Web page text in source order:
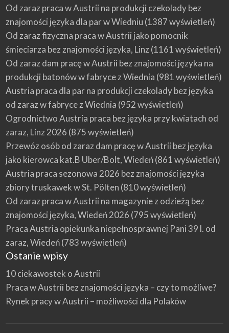
Od zaraz praca w Austrii na produkcji czekolady bez
znajomości języka dla par w Wiedniu (1387 wyświetleń)
Od zaraz fizyczna praca w Austrii jako pomocnik
śmieciarza bez znajomości języka, Linz (1161 wyświetleń)
Od zaraz dam pracę w Austrii bez znajomości języka na
produkcji batonów w fabryce z Wiednia (981 wyświetleń)
Austria praca dla par na produkcji czekolady bez języka
od zaraz w fabryce z Wiednia (952 wyświetleń)
Ogrodnictwo Austria praca bez języka przy kwiatach od
zaraz, Linz 2026 (875 wyświetleń)
Przewóz osób od zaraz dam pracę w Austrii bez języka
jako kierowca kat.B Uber/Bolt, Wiedeń(861 wyświetleń)
Austria praca sezonowa 2026 bez znajomości języka
zbiory truskawek w St. Pölten (810 wyświetleń)
Od zaraz praca w Austrii na magazynie z odzieżą bez
znajomości języka, Wiedeń 2026 (795 wyświetleń)
Praca Austria opiekunka niepełnosprawnej Pani 39 l. od
zaraz, Wiedeń(783 wyświetleń)
Ostanie wpisy
10 ciekawostek o Austrii
Praca w Austrii bez znajomości języka – czy to możliwe?
Rynek pracy w Austrii – możliwości dla Polaków